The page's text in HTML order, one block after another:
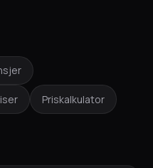
Priskalkulator